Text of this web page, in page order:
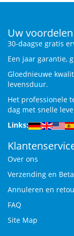
Uw voordelen
30-daagse gratis
Een jaar garantie,
Gloednieuwe
levensduur.
Het professionele
dag met snelle
Links:
Over ons
Verzending en
Annuleren en
FAQ
Site Map